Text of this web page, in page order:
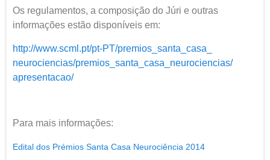
Os regulamentos, a composição do Júri e outras
informações estão disponíveis em:
http://www.scml.pt/pt-PT/premios_santa_casa_
neurociencias/premios_santa_ casa_neurociencias/
apresentacao/
Para mais informações:
Edital dos Prémios Santa Casa Neurociência 2014